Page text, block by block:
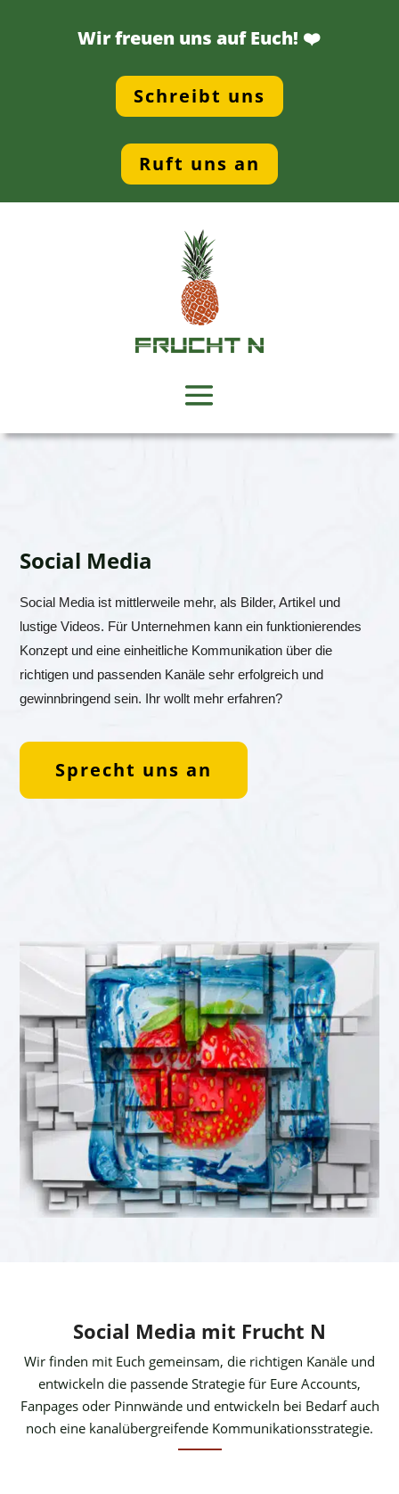
Wir freuen uns auf Euch! ❤️
Schreibt uns
Ruft uns an
Social Media
Social Media ist mittlerweile mehr, als Bilder, Artikel und
lustige Videos. Für Unternehmen kann ein funktionierendes
Konzept und eine einheitliche Kommunikation über die
richtigen und passenden Kanäle sehr erfolgreich und
gewinnbringend sein. Ihr wollt mehr erfahren?
Sprecht uns an
Social Media mit Frucht N
Wir finden mit Euch gemeinsam, die richtigen Kanäle und
entwickeln die passende Strategie für Eure Accounts,
Fanpages oder Pinnwände und entwickeln bei Bedarf auch
noch eine kanalübergreifende Kommunikationsstrategie.